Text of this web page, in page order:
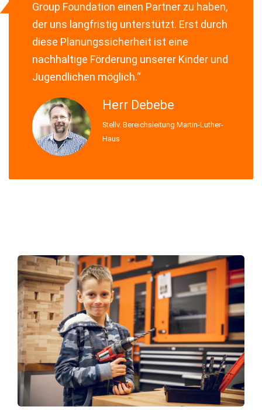
Group Foundation einen Partner zu haben,
der uns langfristig unterstützt. Erst durch
diese Planungssicherheit ist eine
nachhaltige Förderung unserer Kinder und
Jugendlichen möglich.“
Herr Debebe
Stellv. Bereichsleitung Martin-Luther-
Haus